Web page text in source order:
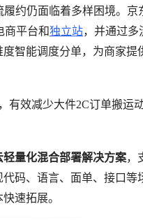
约仍面临着多样困境。京
商平台和独立站，并通过多
智能调度分单，为商家提
有效减少大件2C订单搬运动
量化混合部署解决方案，
码、语言、面单、接口等
速拓展。